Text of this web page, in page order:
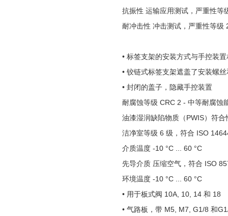
抗振性 运输应用测试，严重性
耐冲击性 冲击测试，严重性等
• 标签支架的安装方式与手控装
• 铰链式标签支架遮盖了安装螺
• 封闭的盖子，隐藏手控装置
耐腐蚀等级 CRC 2 - 中等耐腐蚀
油漆湿润缺陷物质（PWIS）符
洁净室等级 6 级，符合 ISO
介质温度 -10 °C ... 60 °C
先导介质 压缩空气，符合 ISO
环境温度 -10 °C ... 60 °C
• 用于板式阀 10A, 10, 14 和 18
• 气路板，带 M5, M7, G1/8 和